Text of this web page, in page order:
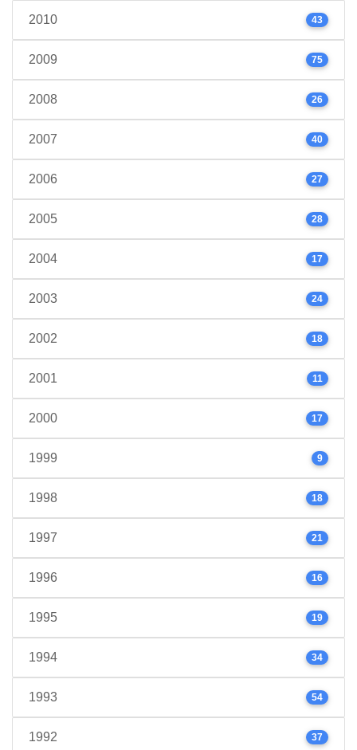
2010 43
2009 75
2008 26
2007 40
2006 27
2005 28
2004 17
2003 24
2002 18
2001 11
2000 17
1999 9
1998 18
1997 21
1996 16
1995 19
1994 34
1993 54
1992 37